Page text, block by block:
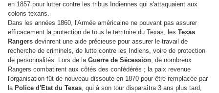
en 1857 pour lutter contre les tribus Indiennes qui s'attaquaient aux
colons texans.
Dans les années 1860, l'Armée américaine ne pouvant pas assurer
efficacement la protection de tous le territoire du Texas, les Texas
Rangers devinrent une aide précieuse pour assurer le travail de
recherche de criminels, de lutte contre les Indiens, voire de protection
de personnalités. Lors de la Guerre de Sécession, de nombreux
Rangers combatirent aux côtés des confédérés ; la paix revenue
l'organisation fût de nouveau dissoute en 1870 pour être remplacée par
la Police d'Etat du Texas, qui à son tour disparaîtra 3 ans plus tard,